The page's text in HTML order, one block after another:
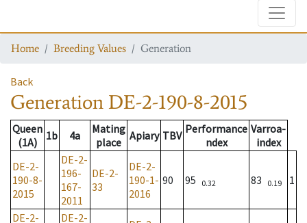
Home Breeding Values Generation
Back
Generation DE-2-190-8-2015
Queen
(1A)
1b 4a
Mating
place Apiary TBV Performance
ndex
Varroa-
index
DE-2-
190-8-
2015
DE-2-
196-
167-
2011
DE-2-
33
DE-2-
190-1-
2016
90 95 0.32 83 0.19 1
DE-2-
DE-2-